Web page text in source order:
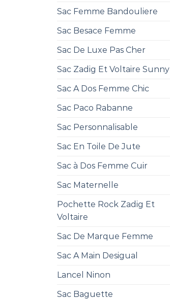
Sac Femme Bandouliere
Sac Besace Femme
Sac De Luxe Pas Cher
Sac Zadig Et Voltaire Sunny
Sac A Dos Femme Chic
Sac Paco Rabanne
Sac Personnalisable
Sac En Toile De Jute
Sac à Dos Femme Cuir
Sac Maternelle
Pochette Rock Zadig Et
Voltaire
Sac De Marque Femme
Sac A Main Desigual
Lancel Ninon
Sac Baguette